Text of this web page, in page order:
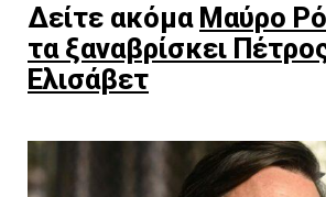
Δείτε ακόμα Μαύρο
τα ξαναβρίσκει
Ελισάβετ